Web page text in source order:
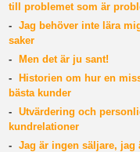
till problemet som är
Jag behöver inte lära
saker
Men det är ju sant!
Historien om hur en
bästa kunder
Utvärdering och
kundrelationer
Jag är ingen säljare, jag